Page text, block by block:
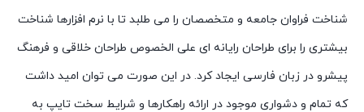
شناخت فراوان جامعه و متخصصان را می طلبد تا با نرم افزارها شناخت
بیشتری را برای طراحان رایانه ای علی الخصوص طراحان خلاقی و فرهنگ
پیشرو در زبان فارسی ایجاد کرد. در این صورت می توان امید داشت
که تمام و دشواری موجود در ارائه راهکارها و شرایط سخت تایپ به